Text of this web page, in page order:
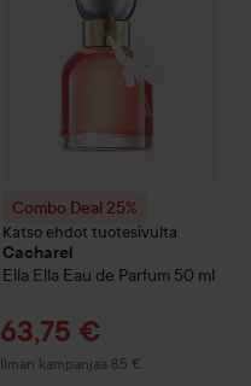
Combo Deal 25%
Katso ehdot tuotesivulta
Cacharel
Ella Ella Eau de Parfum 50 ml
Tarjoushinta
63,75 €
Ilman kampanjaa 85 €